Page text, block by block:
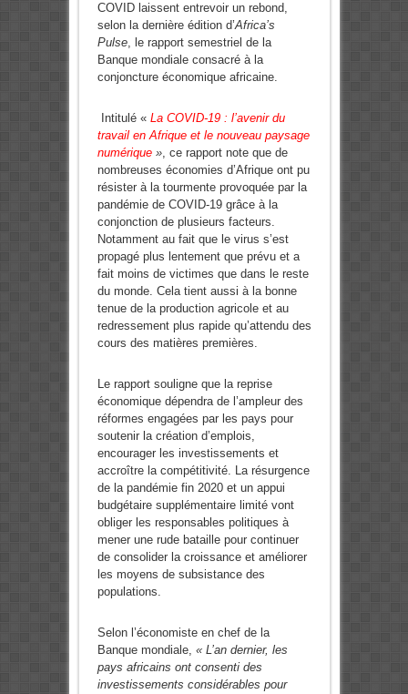
COVID laissent entrevoir un rebond,
selon la dernière édition d’Africa’s
Pulse, le rapport semestriel de la
Banque mondiale consacré à la
conjoncture économique africaine.
Intitulé « La COVID-19 : l’avenir du
travail en Afrique et le nouveau paysage
numérique», ce rapport note que de
nombreuses économies d’Afrique ont pu
résister à la tourmente provoquée par la
pandémie de COVID-19 grâce à la
conjonction de plusieurs facteurs.
Notamment au fait que le virus s’est
propagé plus lentement que prévu et a
fait moins de victimes que dans le reste
du monde. Cela tient aussi à la bonne
tenue de la production agricole et au
redressement plus rapide qu’attendu des
cours des matières premières.
Le rapport souligne que la reprise
économique dépendra de l’ampleur des
réformes engagées par les pays pour
soutenir la création d’emplois,
encourager les investissements et
accroître la compétitivité. La résurgence
de la pandémie fin 2020 et un appui
budgétaire supplémentaire limité vont
obliger les responsables politiques à
mener une rude bataille pour continuer
de consolider la croissance et améliorer
les moyens de subsistance des
populations.
Selon l’économiste en chef de la
Banque mondiale, « L’an dernier, les
pays africains ont consenti des
investissements considérables pour